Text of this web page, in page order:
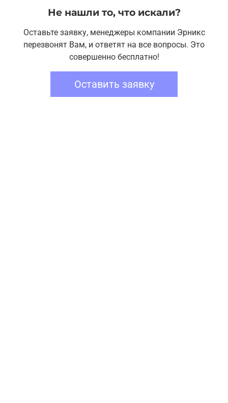
Не нашли то, что искали?
Оставьте заявку, менеджеры компании Эрникс
перезвонят Вам, и ответят на все вопросы. Это
совершенно бесплатно!
Оставить заявку